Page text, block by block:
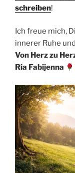
schreiben!
Ich freue mich,
innerer Ruhe
Von Herz zu
Ria Fabijenna